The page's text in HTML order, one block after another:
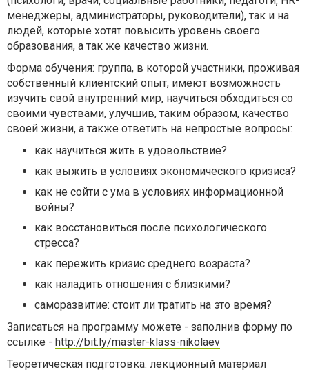
менеджеры, администраторы, руководители), так и на
людей, которые хотят повысить уровень своего
образования, а так же качество жизни.
Форма обучения: группа, в которой участники, проживая
собственный клиентский опыт, имеют возможность
изучить свой внутренний мир, научиться обходиться со
своими чувствами, улучшив, таким образом, качество
своей жизни, а также ответить на непростые вопросы:
как научиться жить в удовольствие?
как выжить в условиях экономического кризиса?
как не сойти с ума в условиях информационной
войны?
как восстановиться после психологического
стресса?
как пережить кризис среднего возраста?
как наладить отношения с близкими?
саморазвитие: стоит ли тратить на это время?
Записаться на программу можете - заполнив форму по
ссылке - http://bit.ly/master-klass-nikolaev
Теоретическая подготовка: лекционный материал